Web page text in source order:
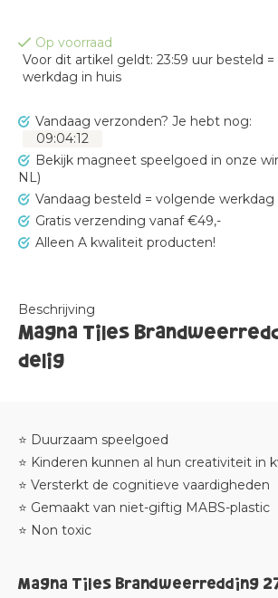
Op voorraad
Voor dit artikel geldt: 23:59 uur besteld
werkdag in huis
Vandaag verzonden? Je hebt nog:
09:04:12
Bekijk magneet speelgoed in onze
NL)
Vandaag besteld = volgende werkdag
Gratis verzending vanaf €49,-
Alleen A kwaliteit producten!
Beschrijving
Magna Tiles
delig
⭐ Duurzaam speelgoed
⭐ Kinderen kunnen al hun creativiteit in
⭐ Versterkt de cognitieve vaardigheden
⭐ Gemaakt van niet-giftig MABS-plastic
⭐ Non toxic
Magna Tiles Brandweerredding